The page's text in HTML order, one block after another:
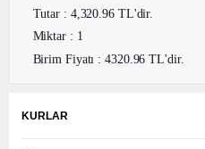
Tutar : 4,320.96 TL'dir.
Miktar : 1
Birim Fiyatı : 4320.96 TL'dir.
KURLAR